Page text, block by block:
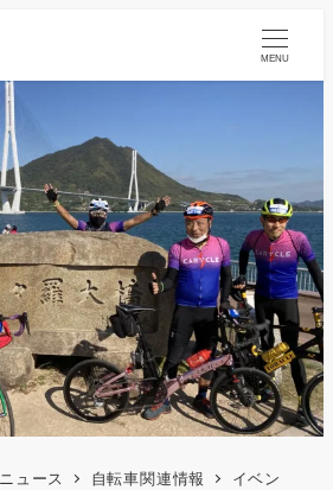
MENU
ニュース 自転車関連情報
イベン